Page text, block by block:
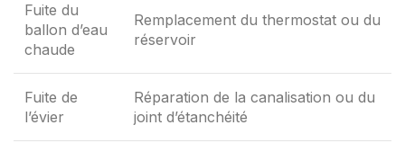
Fuite du
ballon d’eau
chaude
Remplacement du thermostat ou du
réservoir
Fuite de
l’évier
Réparation de la canalisation ou du
joint d’étanchéité